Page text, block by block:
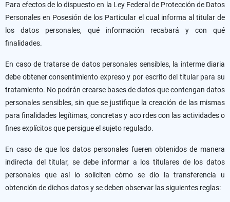
Para efectos de lo dispuesto en la Ley Federal de Protección de Datos
Personales en Posesión de los Particular el cual informa al titular de
los datos personales, qué información recabará y con qué
finalidades.
En caso de tratarse de datos personales sensibles, la interme diaria
debe obtener consentimiento expreso y por escrito del titular para su
tratamiento. No podrán crearse bases de datos que contengan datos
personales sensibles, sin que se justifique la creación de las mismas
para finalidades legítimas, concretas y aco rdes con las actividades o
fines explícitos que persigue el sujeto regulado.
En caso de que los datos personales fueren obtenidos de manera
indirecta del titular, se debe informar a los titulares de los datos
personales que así lo soliciten cómo se dio la transferencia u
obtención de dichos datos y se deben observar las siguientes reglas: